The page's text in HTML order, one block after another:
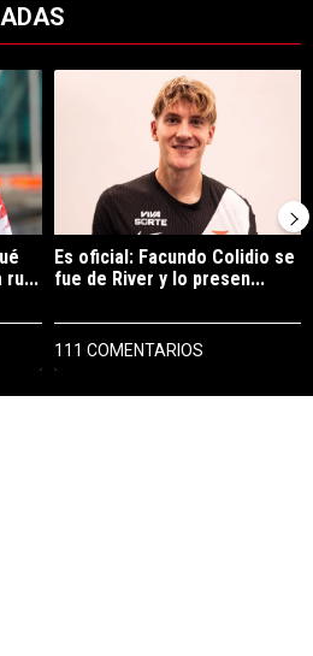
el título "Confirmado: ya se sabe qué
ru...
Un artículo de tendencia con el
Es oficial: Facundo Colidio se
fue de River y lo presen...
111 COMENTARIOS